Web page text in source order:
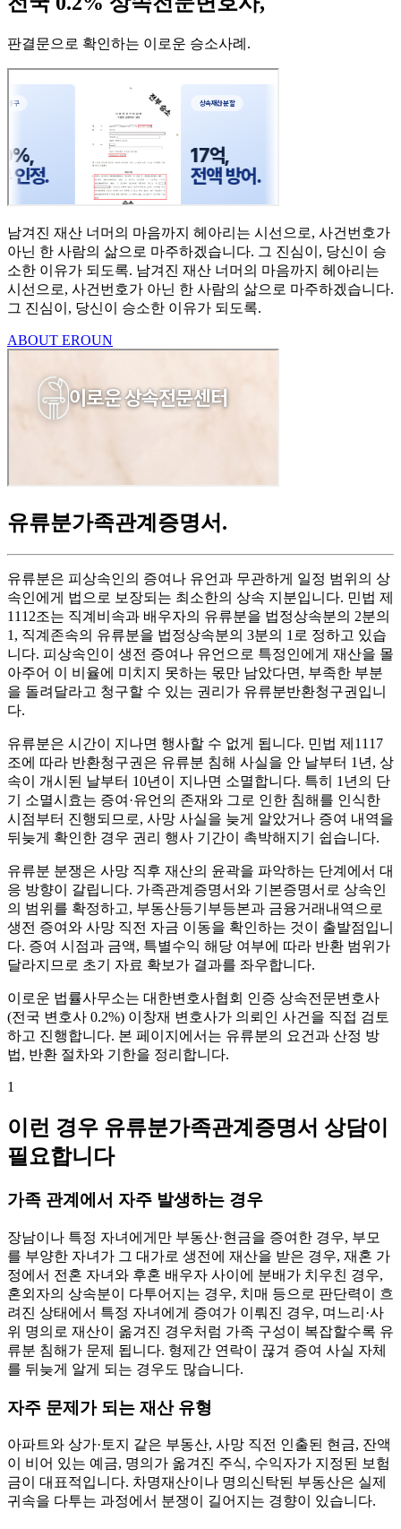
판결문으로 확인하는 이로운 승소사례 .
남겨진 재산 너머의 마음까지 헤아리는 시선으로, 사건번호가
아닌 한 사람의 삶으로 마주하겠습니다. 그 진심이, 당신이 승
소한 이유가 되도록. 남겨진 재산 너머의 마음까지 헤아리는
시선으로, 사건번호가 아닌 한 사람의 삶으로 마주하겠습니다.
그 진심이, 당신이 승소한 이유가 되도록.
ABOUT EROUN
유류분가족관계증명서 .
유류분은 피상속인의 증여나 유언과 무관하게 일정 범위의 상
속인에게 법으로 보장되는 최소한의 상속 지분입니다. 민법 제
1112조는 직계비속과 배우자의 유류분을 법정상속분의 2분의
1, 직계존속의 유류분을 법정상속분의 3분의 1로 정하고 있습
니다. 피상속인이 생전 증여나 유언으로 특정인에게 재산을 몰
아주어 이 비율에 미치지 못하는 몫만 남았다면, 부족한 부분
을 돌려달라고 청구할 수 있는 권리가 유류분반환청구권입니
다.
유류분은 시간이 지나면 행사할 수 없게 됩니다. 민법 제1117
조에 따라 반환청구권은 유류분 침해 사실을 안 날부터 1년, 상
속이 개시된 날부터 10년이 지나면 소멸합니다. 특히 1년의 단
기 소멸시효는 증여·유언의 존재와 그로 인한 침해를 인식한
시점부터 진행되므로, 사망 사실을 늦게 알았거나 증여 내역을
뒤늦게 확인한 경우 권리 행사 기간이 촉박해지기 쉽습니다.
유류분 분쟁은 사망 직후 재산의 윤곽을 파악하는 단계에서 대
응 방향이 갈립니다. 가족관계증명서와 기본증명서로 상속인
의 범위를 확정하고, 부동산등기부등본과 금융거래내역으로
생전 증여와 사망 직전 자금 이동을 확인하는 것이 출발점입니
다. 증여 시점과 금액, 특별수익 해당 여부에 따라 반환 범위가
달라지므로 초기 자료 확보가 결과를 좌우합니다.
이로운 법률사무소는 대한변호사협회 인증 상속전문변호사
(전국 변호사 0.2%) 이창재 변호사가 의뢰인 사건을 직접 검토
하고 진행합니다. 본 페이지에서는 유류분의 요건과 산정 방
법, 반환 절차와 기한을 정리합니다.
1
이런 경우 유류분가족관계증명서 상담이
필요합니다
가족 관계에서 자주 발생하는 경우
장남이나 특정 자녀에게만 부동산·현금을 증여한 경우, 부모
를 부양한 자녀가 그 대가로 생전에 재산을 받은 경우, 재혼 가
정에서 전혼 자녀와 후혼 배우자 사이에 분배가 치우친 경우,
혼외자의 상속분이 다투어지는 경우, 치매 등으로 판단력이 흐
려진 상태에서 특정 자녀에게 증여가 이뤄진 경우, 며느리·사
위 명의로 재산이 옮겨진 경우처럼 가족 구성이 복잡할수록 유
류분 침해가 문제 됩니다. 형제간 연락이 끊겨 증여 사실 자체
를 뒤늦게 알게 되는 경우도 많습니다.
자주 문제가 되는 재산 유형
아파트와 상가·토지 같은 부동산, 사망 직전 인출된 현금, 잔액
이 비어 있는 예금, 명의가 옮겨진 주식, 수익자가 지정된 보험
금이 대표적입니다. 차명재산이나 명의신탁된 부동산은 실제
귀속을 다투는 과정에서 분쟁이 길어지는 경향이 있습니다.